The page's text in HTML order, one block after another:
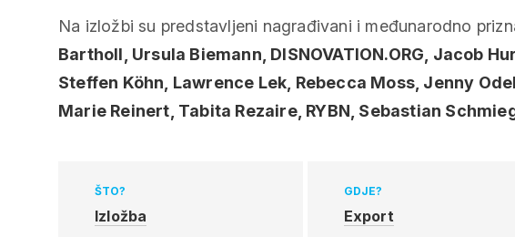
Na izložbi su predstavljeni nagrađivani i međunarodno
Bartholl, Ursula Biemann, DISNOVATION.ORG, Jacob
Steffen Köhn, Lawrence Lek, Rebecca Moss, Jenny
Marie Reinert, Tabita Rezaire, RYBN, Sebastian
ŠTO?
Izložba
GDJE?
Export